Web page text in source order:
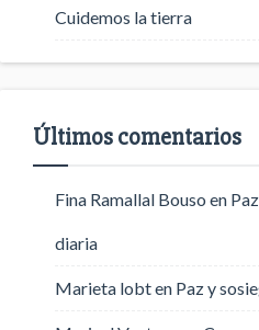
Cuidemos la tierra
Últimos comentarios
Fina Ramallal Bouso en
diaria
Marieta lobten Paz y